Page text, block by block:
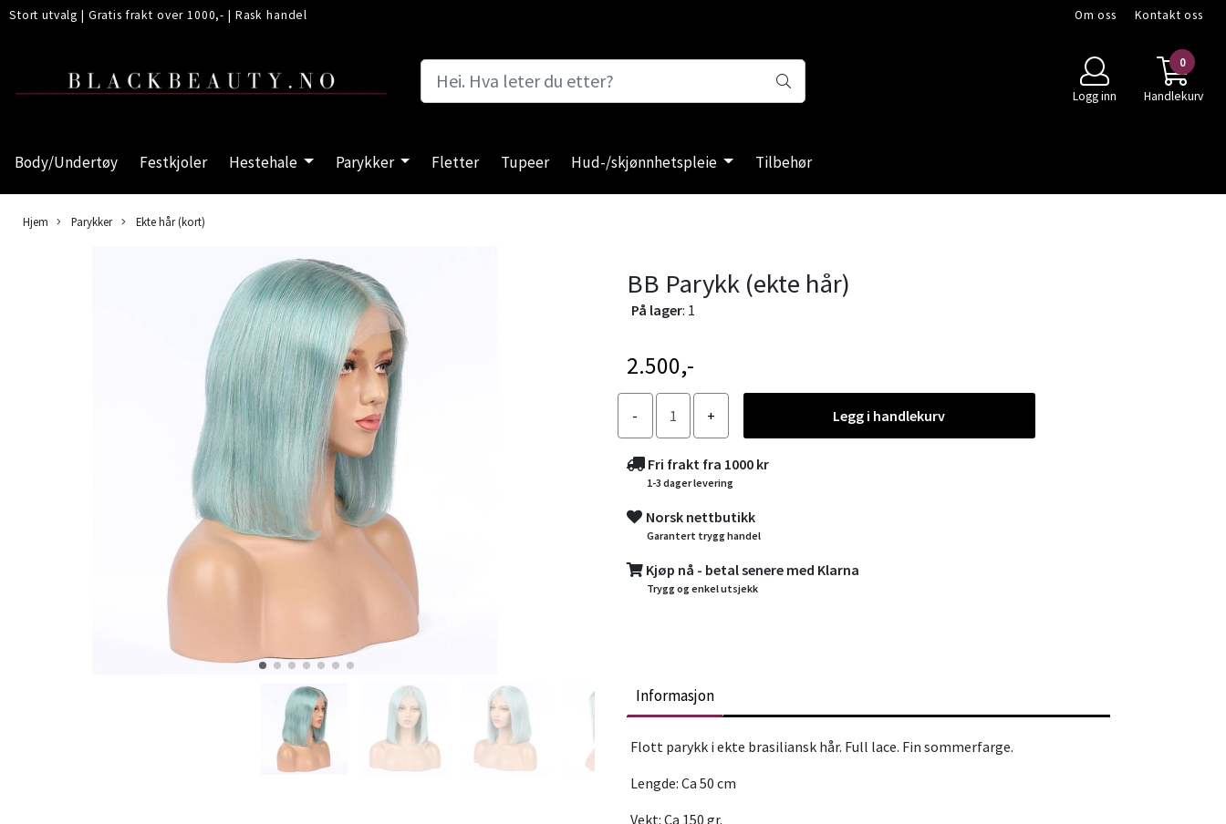
Stort utvalg| Gratis frakt over 1000,-| Rask handel Om oss Kontakt oss
Logg inn
0
Handlekurv
Body/Undertøy Festkjoler Hestehale Parykker Fletter Tupeer Hud-/skjønnhetspleie Tilbehør
Hjem Parykker Ekte hår (kort)
BB Parykk (ekte hår)
På lager: 1
2.500,-
Legg i handlekurv
Fri frakt fra 1000 kr
1-3 dager levering
Norsk nettbutikk
Garantert trygg handel
Kjøp nå - betal senere med Klarna
Trygg og enkel utsjekk
Informasjon
Flott parykk i ekte brasiliansk hår. Full lace. Fin sommerfarge.
Lengde: Ca 50 cm
Vekt: Ca 150 gr.